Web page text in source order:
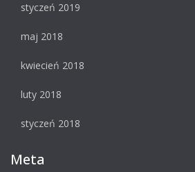
styczeń 2019
maj 2018
kwiecień 2018
luty 2018
styczeń 2018
Meta